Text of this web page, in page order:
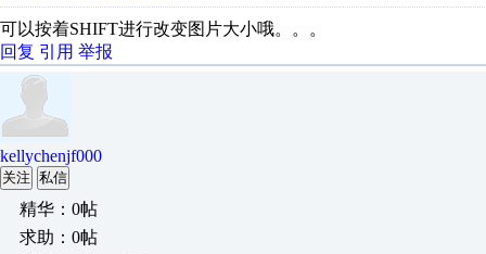
可以按着SHIFT进行改变图片大小哦。。。
回复 引用 举报
kellychenjf000
关注 私信
精华：0帖
求助：0帖